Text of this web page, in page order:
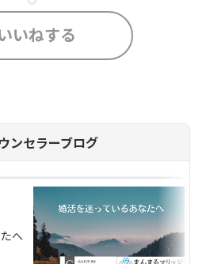
いねする
ンセラーブログ
へ